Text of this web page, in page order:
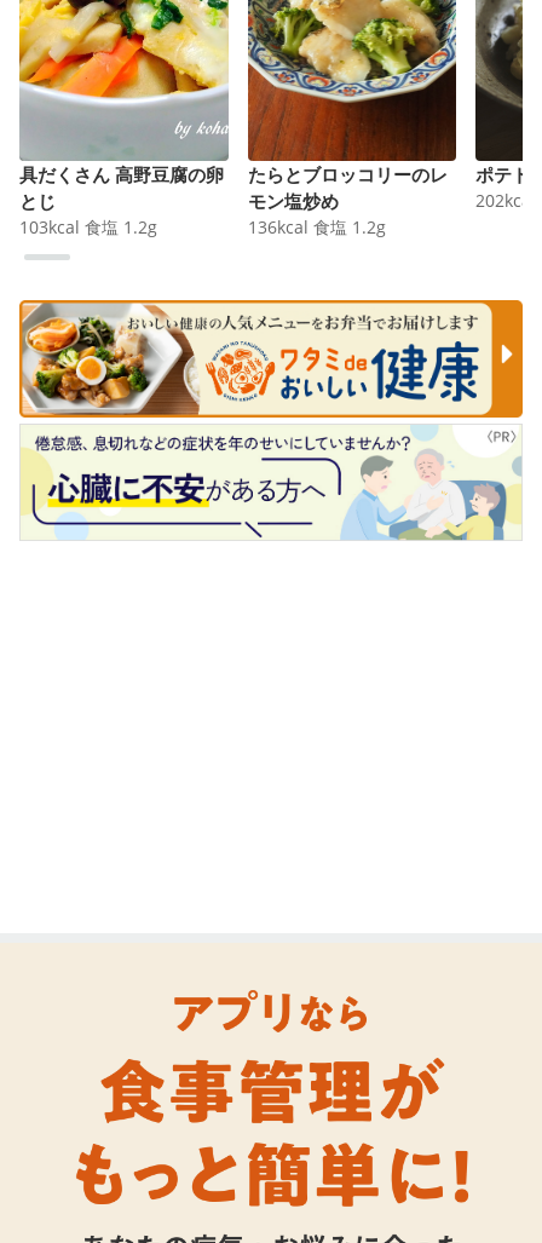
具だくさん 高野豆腐の卵
とじ
103kcal 食塩 1.2g
たらとブロッコリーのレ
モン塩炒め
136kcal 食塩 1.2g
ポテト
202kcal